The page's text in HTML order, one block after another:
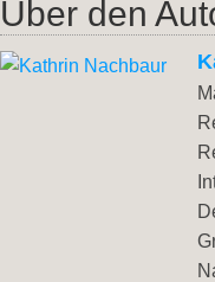
Über den